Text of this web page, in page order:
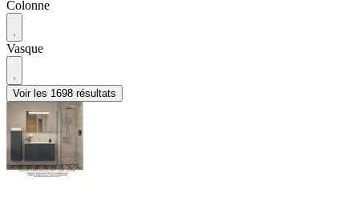
Colonne
Vasque
Voir les 1698 résultats